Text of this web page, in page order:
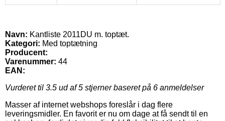
Navn: Kantliste 2011DU m. toptæt.
Kategori: Med toptætning
Producent:
Varenummer: 44
EAN:
Vurderet til 3.5 ud af 5 stjerner baseret på 6 anmeldelser
Masser af internet webshops foreslår i dag flere
leveringsmidler. En favorit er nu om dage at få sendt til en